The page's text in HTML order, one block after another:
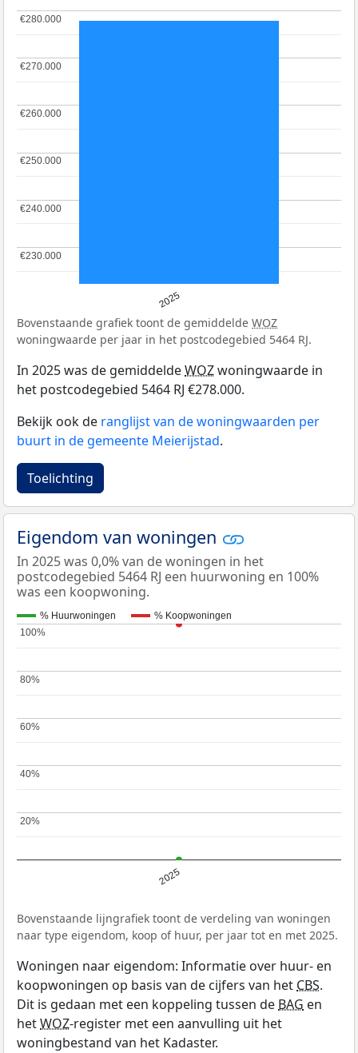
2025
€230.000
€230.000
€240.000
€240.000
€250.000
€250.000
€260.000
€260.000
€270.000
€270.000
€280.000
€280.000
Bovenstaande grafiek toont de gemiddelde WOZ
woningwaarde per jaar in het postcodegebied 5464 RJ.
In 2025 was de gemiddeldeWOZwoningwaarde in
het postcodegebied 5464 RJ €278.000.
Bekijk ook de ranglijst van de woningwaarden per
buurt in de gemeente Meierijstad.
Toelichting
Eigendom van woningen
In 2025 was 0,0% van de woningen in het
postcodegebied 5464 RJ een huurwoning en 100%
was een koopwoning.
% Huurwoningen % Koopwoningen
2025
20%
20%
40%
40%
60%
60%
80%
80%
100%
100%
Bovenstaande lijngrafiek toont de verdeling van woningen
naar type eigendom, koop of huur, per jaar tot en met 2025.
Woningen naar eigendom: Informatie over huur- en
koopwoningen op basis van de cijfers van hetCBS.
Dit is gedaan met een koppeling tussen deBAG en
hetWOZ-register met een aanvulling uit het
woningbestand van het Kadaster.